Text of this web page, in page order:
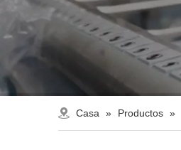
Casa » Productos »